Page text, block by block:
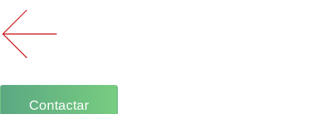
Contactar